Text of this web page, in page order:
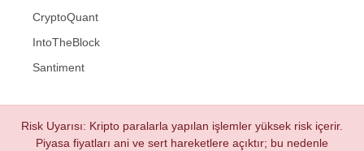
CryptoQuant
IntoTheBlock
Santiment
Risk Uyarısı: Kripto paralarla yapılan işlemler yüksek risk içerir.
Piyasa fiyatları ani ve sert hareketlere açıktır; bu nedenle